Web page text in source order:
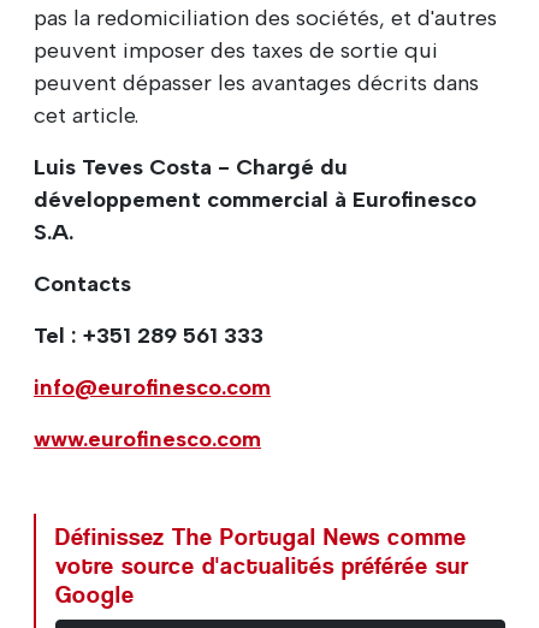
pas la redomiciliation des sociétés, et d'autres
peuvent imposer des taxes de sortie qui
peuvent dépasser les avantages décrits dans
cet article.
Luis Teves Costa - Chargé du
développement commercial à Eurofinesco
S.A.
Contacts
Tel : +351 289 561 333
info@eurofinesco.com
www.eurofinesco.com
Définissez The Portugal News comme
votre source d'actualités préférée sur
Google